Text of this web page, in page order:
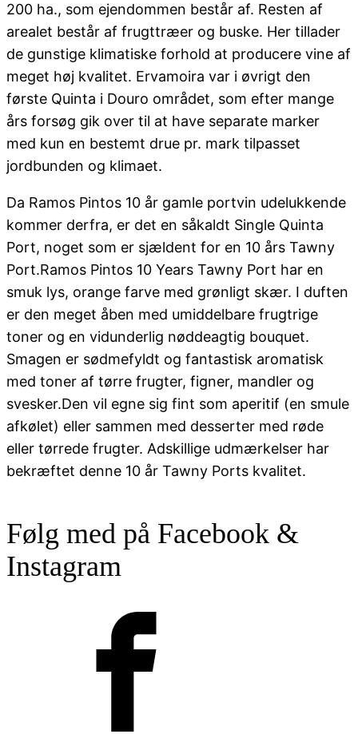
200 ha., som ejendommen består af. Resten af
arealet består af frugttræer og buske. Her tillader
de gunstige klimatiske forhold at producere vine af
meget høj kvalitet. Ervamoira var i øvrigt den
første Quinta i Douro området, som efter mange
års forsøg gik over til at have separate marker
med kun en bestemt drue pr. mark tilpasset
jordbunden og klimaet.
Da Ramos Pintos 10 år gamle portvin udelukkende
kommer derfra, er det en såkaldt Single Quinta
Port, noget som er sjældent for en 10 års Tawny
Port.Ramos Pintos 10 Years Tawny Port har en
smuk lys, orange farve med grønligt skær. I duften
er den meget åben med umiddelbare frugtrige
toner og en vidunderlig nøddeagtig bouquet.
Smagen er sødmefyldt og fantastisk aromatisk
med toner af tørre frugter, figner, mandler og
svesker.Den vil egne sig fint som aperitif (en smule
afkølet) eller sammen med desserter med røde
eller tørrede frugter. Adskillige udmærkelser har
bekræftet denne 10 år Tawny Ports kvalitet.
Følg med på Facebook &
Instagram